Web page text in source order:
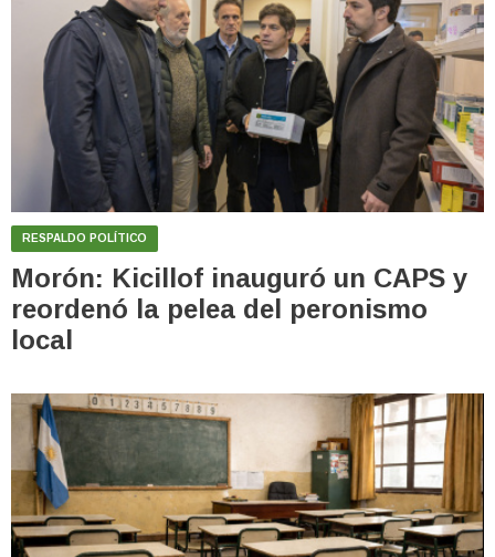
RESPALDO POLÍTICO
Morón: Kicillof inauguró un CAPS y
reordenó la pelea del peronismo
local